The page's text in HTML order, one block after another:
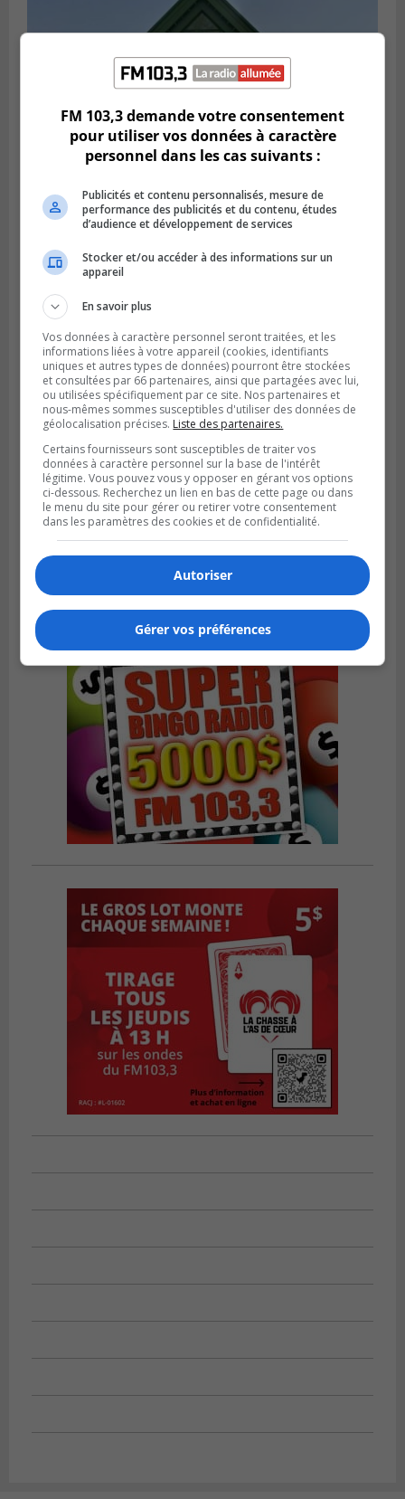
VIEUX-LONGUEUIL
La Tablée des chefs obtient un appui
financier pour poursuivre sa mission
BOUCHERVILLE
Publié le 27 juillet 2026 à 19h58
Metro prend les moyens pour protéger son
personnel cadre
FM 103,3 demande votre consentement
pour utiliser vos données à caractère
personnel dans les cas suivants :
Publicités et contenu personnalisés, mesure de
performance des publicités et du contenu, études
d’audience et développement de services
Stocker et/ou accéder à des informations sur un
appareil
En savoir plus
Vos données à caractère personnel seront traitées, et les
informations liées à votre appareil (cookies, identifiants
uniques et autres types de données) pourront être stockées
et consultées par 66 partenaires, ainsi que partagées avec lui,
ou utilisées spécifiquement par ce site. Nos partenaires et
nous-mêmes sommes susceptibles d'utiliser des données de
géolocalisation précises. Liste des partenaires.
Certains fournisseurs sont susceptibles de traiter vos
données à caractère personnel sur la base de l'intérêt
légitime. Vous pouvez vous y opposer en gérant vos options
ci-dessous. Recherchez un lien en bas de cette page ou dans
le menu du site pour gérer ou retirer votre consentement
dans les paramètres des cookies et de confidentialité.
Autoriser
Gérer vos préférences